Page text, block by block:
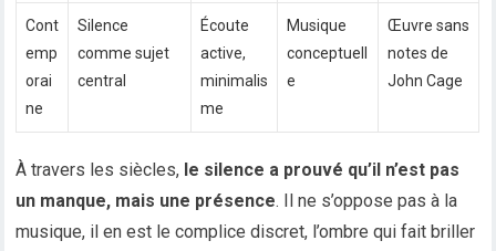
Cont
emp
orai
ne
Silence
comme sujet
central
Écoute
active,
minimalis
me
Musique
conceptuell
e
Œuvre sans
notes de
John Cage
À travers les siècles, le silence a prouvé qu’il n’est pas
un manque, mais une présence. Il ne s’oppose pas à la
musique, il en est le complice discret, l’ombre qui fait briller